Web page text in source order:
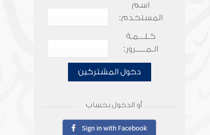
اسم
المستخدم:
كـلـــمـة
الـمـــــرور:
دخول المشتركين
أو الدخول بحساب